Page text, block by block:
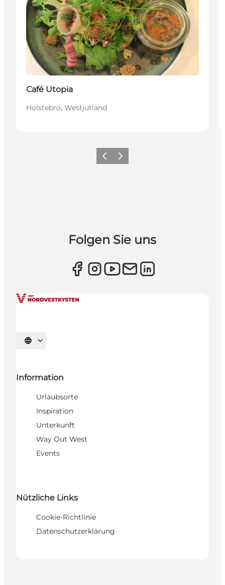
Café Utopia
Holstebro, Westjütland
ZurückWeiter
Folgen Sie uns
Sprache auswählen
Information
Urlaubsorte
Inspiration
Unterkunft
Way Out West
Events
Nützliche Links
Cookie-Richtlinie
Datenschutzerklärung